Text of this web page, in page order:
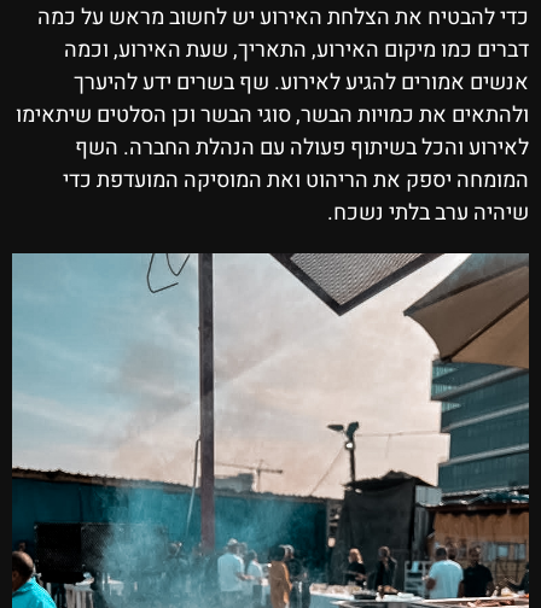
כדי להבטיח את הצלחת האירוע יש לחשוב מראש על כמה
דברים כמו מיקום האירוע, התאריך, שעת האירוע, וכמה
אנשים אמורים להגיע לאירוע. שף בשרים ידע להיערך
ולהתאים את כמויות הבשר, סוגי הבשר וכן הסלטים שיתאימו
לאירוע והכל בשיתוף פעולה עם הנהלת החברה. השף
המומחה יספק את הריהוט ואת המוסיקה המועדפת כדי
שיהיה ערב בלתי נשכח.